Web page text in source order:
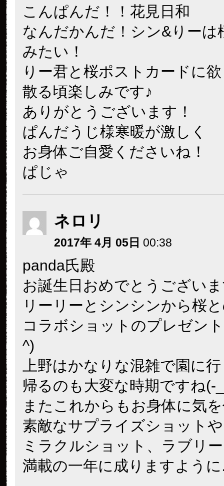
こんぱんだ！！花見日和
なんだかんだ！シン&りーは
みたい！
りー君と桜ポストカードに
散る頃楽しみです♪
ありがとうございます！
ぱんだうじ様寒暖が激しく
お身体ご自愛くださいね！
ぱじゃ
ネロリ
2017年 4月 05日 00:38
panda氏殿
お誕生日おめでとうござい
リーリーとシンシンから桜
コラボショットのプレゼン
^)
上野はかなりな混雑で園に
帰るのも大変な時期ですね(-
またこれからもお身体に気
素敵なサプライズショットや
ミラクルショット、ラブリ
満載の一年に成りますように